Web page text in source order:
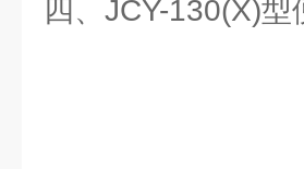
四、JCY-130(X)